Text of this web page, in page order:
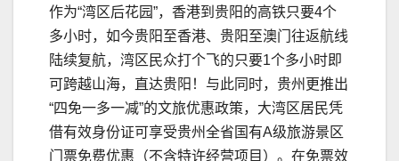
作为“湾区后花园”，香港到贵阳的高铁只要4个
多小时，如今贵阳至香港、贵阳至澳门往返航线
陆续复航，湾区民众打个飞的只要1个多小时即
可跨越山海，直达贵阳！与此同时，贵州更推出
“四免一多一减”的文旅优惠政策，大湾区居民凭
借有效身份证可享受贵州全省国有A级旅游景区
门票免费优惠（不含特许经营项目）。在免票效